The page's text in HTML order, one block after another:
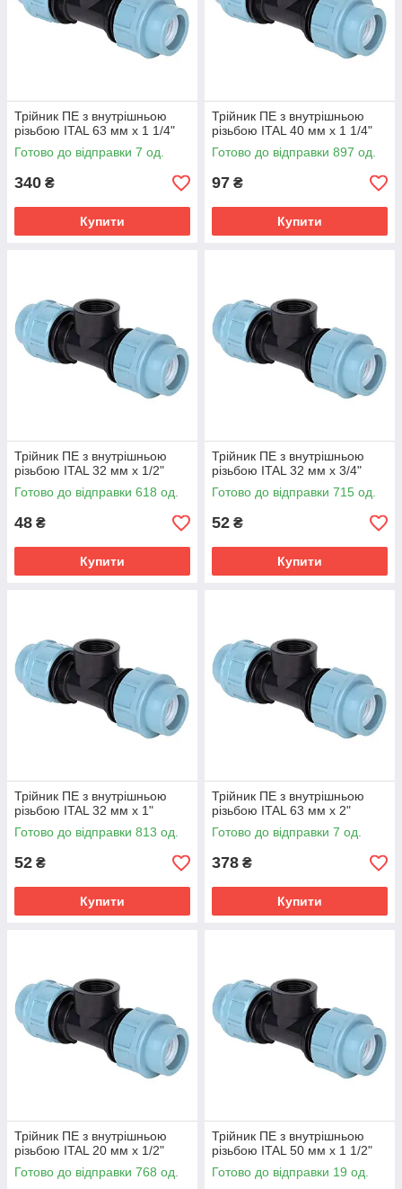
Трійник ПЕ з внутрішньою
різьбою ITAL 63 мм х 1 1/4"
Готово до відправки 7 од.
340 ₴
Купити
Трійник ПЕ з внутрішньою
різьбою ITAL 40 мм х 1 1/4"
Готово до відправки 897 од.
97 ₴
Купити
Трійник ПЕ з внутрішньою
різьбою ITAL 32 мм х 1/2"
Готово до відправки 618 од.
48 ₴
Купити
Трійник ПЕ з внутрішньою
різьбою ITAL 32 мм х 3/4"
Готово до відправки 715 од.
52 ₴
Купити
Трійник ПЕ з внутрішньою
різьбою ITAL 32 мм х 1"
Готово до відправки 813 од.
52 ₴
Купити
Трійник ПЕ з внутрішньою
різьбою ITAL 63 мм х 2"
Готово до відправки 7 од.
378 ₴
Купити
Трійник ПЕ з внутрішньою
різьбою ITAL 20 мм х 1/2"
Готово до відправки 768 од.
Трійник ПЕ з внутрішньою
різьбою ITAL 50 мм х 1 1/2"
Готово до відправки 19 од.